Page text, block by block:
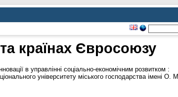
країнах Євросоюзу
в управлінні соціально-економічним розвитком :
університету міського господарства імені О. М.